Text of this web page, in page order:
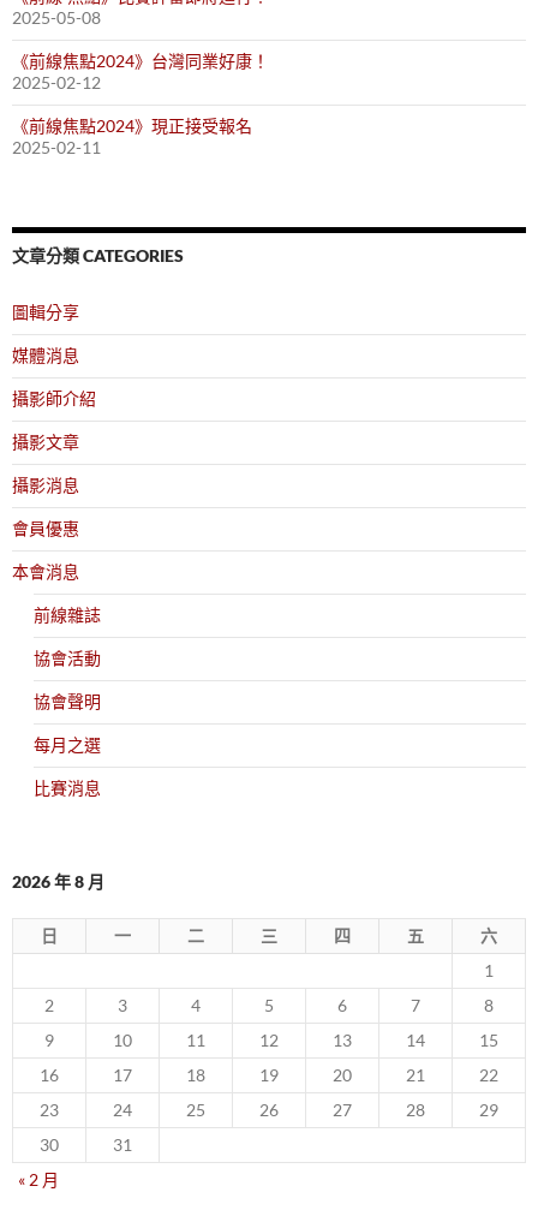
2025-05-08
《前線焦點2024》台灣同業好康！
2025-02-12
《前線焦點2024》現正接受報名
2025-02-11
文章分類 CATEGORIES
圖輯分享
媒體消息
攝影師介紹
攝影文章
攝影消息
會員優惠
本會消息
前線雜誌
協會活動
協會聲明
每月之選
比賽消息
2026 年 8 月
日 一 二 三 四 五
六
1
2
3 4 5 6 7
8
9
10 11 12 13 14
15
16
17 18 19 20 21
22
23
24 25 26 27 28
29
30
31
« 2 月